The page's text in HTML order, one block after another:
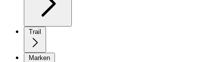
Trail
Marken